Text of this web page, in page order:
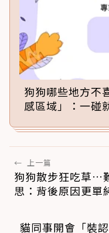
狗狗哪些地方不
感區域」：一碰
← 上一篇
狗狗散步狂吃草…
思：背後原因更單
貓同事開會「裝